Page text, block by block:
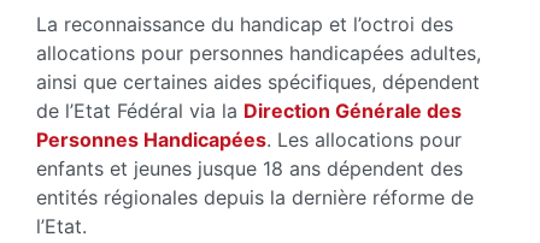
La reconnaissance du handicap et l’octroi des
allocations pour personnes handicapées adultes,
ainsi que certaines aides spécifiques, dépendent
de l’Etat Fédéral via la Direction Générale des
Personnes Handicapées. Les allocations pour
enfants et jeunes jusque 18 ans dépendent des
entités régionales depuis la dernière réforme de
l’Etat.